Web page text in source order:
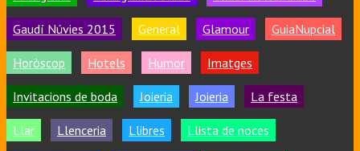
Gaudí Núvies 2015 General Glamour GuiaNupcial
Horòscop Hotels Humor Imatges
Invitacions de boda Joieria Joieria La festa
Llar Llenceria Llibres Llista de noces